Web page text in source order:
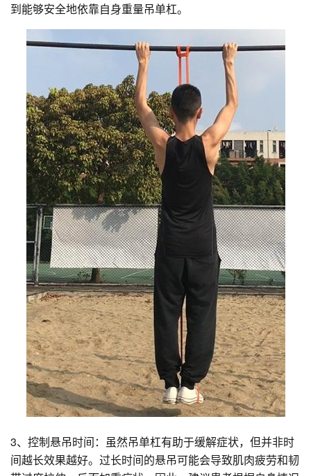
到能够安全地依靠自身重量吊单杠。
3、控制悬吊时间：虽然吊单杠有助于缓解症状，但并非时
间越长效果越好。过长时间的悬吊可能会导致肌肉疲劳和韧